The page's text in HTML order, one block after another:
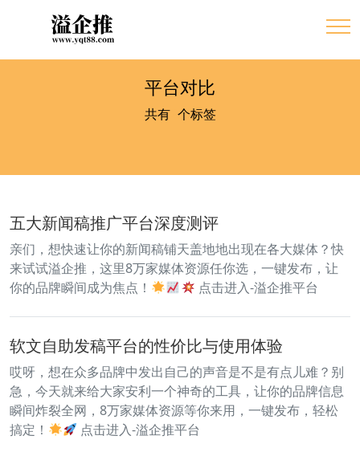
平台对比
共有2 个标签
五大新闻稿推广平台深度测评
亲们，想快速让你的新闻稿铺天盖地地出现在各大媒体？快
来试试溢企推，这里8万家媒体资源任你选，一键发布，让
你的品牌瞬间成为焦点！
点击进入-溢企推平台
软文自助发稿平台的性价比与使用体验
哎呀，想在众多品牌中发出自己的声音是不是有点儿难？别
急，今天就来给大家安利一个神奇的工具，让你的品牌信息
瞬间炸裂全网，8万家媒体资源等你来用，一键发布，轻松
搞定！
点击进入-溢企推平台